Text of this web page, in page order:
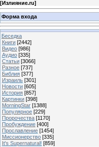
[Излияние.ru]
Форма входа
Беседка
Книги [2442]
Видео [986]
Аудио [335]
Статьи [3066]
Разное [737]
Библия [377]
Израиль [301]
Новости [605]
История [857]
Картинки [398]
MorningStar [1388]
Популярное [229]
Пророчества [1170]
Пробуждение [400]
Прославление [1454]
Миссионерство [335]
It's Supernatural! [859]